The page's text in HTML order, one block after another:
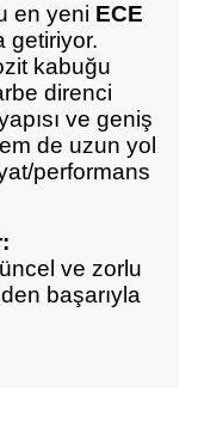
en yeni ECE
getiriyor.
kabuğu
direnci
ve geniş
de uzun yol
performans
ve zorlu
başarıyla